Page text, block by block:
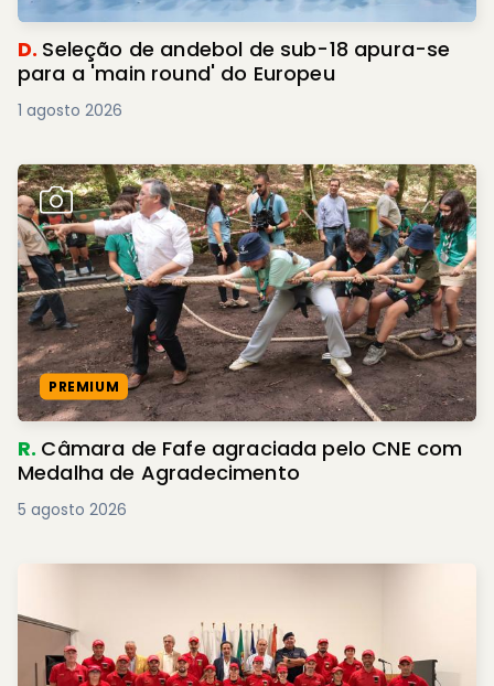
D. Seleção de andebol de sub-18 apura-se
para a 'main round' do Europeu
1 agosto 2026
PREMIUM
R. Câmara de Fafe agraciada pelo CNE com
Medalha de Agradecimento
5 agosto 2026